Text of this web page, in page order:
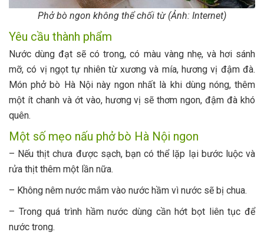
Phở bò ngon không thể chối từ (Ảnh: Internet)
Yêu cầu thành phẩm
Nước dùng đạt sẽ có trong, có màu vàng nhẹ, và hơi sánh
mỡ, có vị ngọt tự nhiên từ xương và mía, hương vị đậm đà.
Món phở bò Hà Nội này ngon nhất là khi dùng nóng, thêm
một ít chanh và ớt vào, hương vị sẽ thơm ngon, đậm đà khó
quên.
Một số mẹo nấu phở bò Hà Nội ngon
– Nếu thịt chưa được sạch, bạn có thể lặp lại bước luộc và
rửa thịt thêm một lần nữa.
– Không nêm nước mắm vào nước hầm vì nước sẽ bị chua.
– Trong quá trình hầm nước dùng cần hớt bọt liên tục để
nước trong.